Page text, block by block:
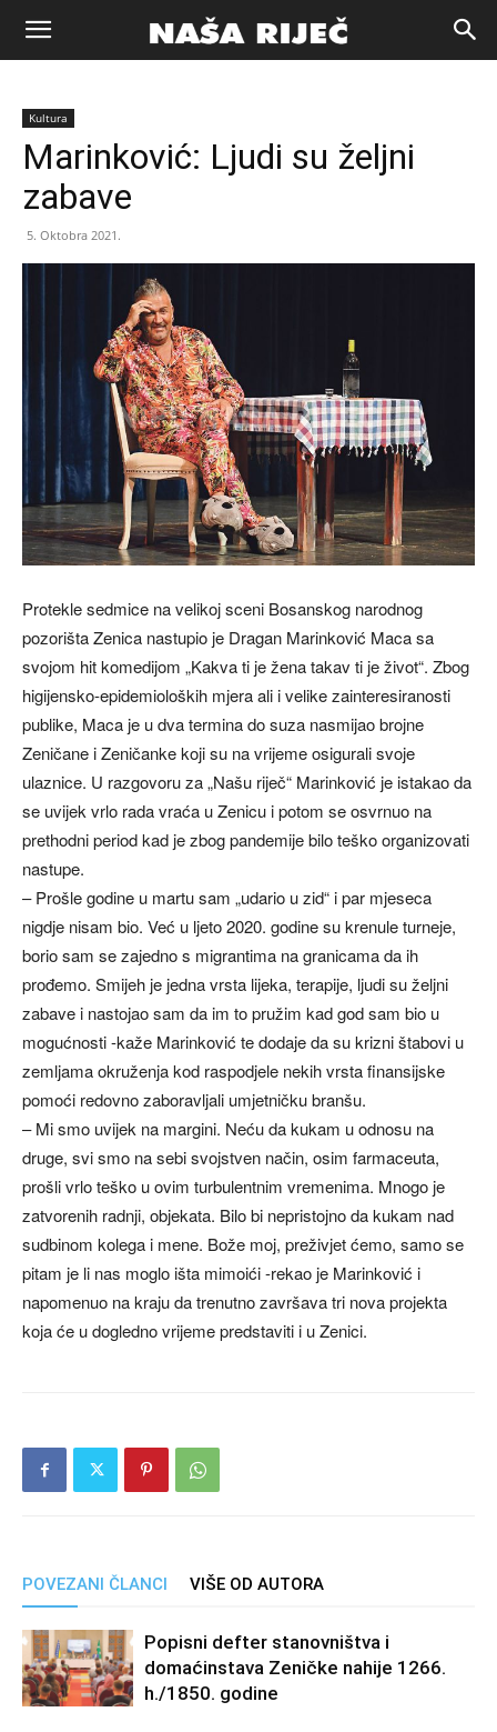
Naša
riječ
Kultura
Marinković: Ljudi su željni
zabave
5. Oktobra 2021.
Protekle sedmice na velikoj sceni Bosanskog narodnog
pozorišta Zenica nastupio je Dragan Marinković Maca sa
svojom hit komedijom „Kakva ti je žena takav ti je život“. Zbog
higijensko-epidemioloških mjera ali i velike zainteresiranosti
publike, Maca je u dva termina do suza nasmijao brojne
Zeničane i Zeničanke koji su na vrijeme osigurali svoje
ulaznice. U razgovoru za „Našu riječ“ Marinković je istakao da
se uvijek vrlo rada vraća u Zenicu i potom se osvrnuo na
prethodni period kad je zbog pandemije bilo teško organizovati
nastupe.
– Prošle godine u martu sam „udario u zid“ i par mjeseca
nigdje nisam bio. Već u ljeto 2020. godine su krenule turneje,
borio sam se zajedno s migrantima na granicama da ih
prođemo. Smijeh je jedna vrsta lijeka, terapije, ljudi su željni
zabave i nastojao sam da im to pružim kad god sam bio u
mogućnosti -kaže Marinković te dodaje da su krizni štabovi u
zemljama okruženja kod raspodjele nekih vrsta finansijske
pomoći redovno zaboravljali umjetničku branšu.
– Mi smo uvijek na margini. Neću da kukam u odnosu na
druge, svi smo na sebi svojstven način, osim farmaceuta,
prošli vrlo teško u ovim turbulentnim vremenima. Mnogo je
zatvorenih radnji, objekata. Bilo bi nepristojno da kukam nad
sudbinom kolega i mene. Bože moj, preživjet ćemo, samo se
pitam je li nas moglo išta mimoići -rekao je Marinković i
napomenuo na kraju da trenutno završava tri nova projekta
koja će u dogledno vrijeme predstaviti i u Zenici.
POVEZANI ČLANCI VIŠE OD AUTORA
Popisni defter stanovništva i
domaćinstava Zeničke nahije 1266.
h./1850. godine